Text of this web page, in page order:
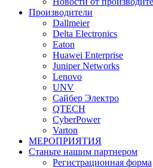
Производители
Dallmeier
Delta Electronics
Eaton
Huawei Enterprise
Juniper Networks
Lenovo
UNV
Сайбер Электро
QTECH
CyberPower
Varton
МЕРОПРИЯТИЯ
Станьте нашим партнером
Регистрационная форма